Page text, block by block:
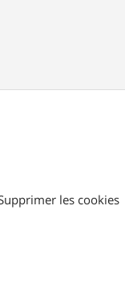
les cookies